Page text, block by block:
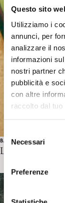
Questo sito
Utilizziamo i
annunci, per
analizzare il
informazioni
nostri partner
pubblicità e
con altre
raccolto dal
e
l
z
Necessari
Preferenze
BAMBINI E ADOLESCENTI
La consultazione